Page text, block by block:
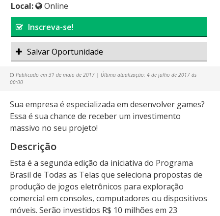
Local:
Online
Inscreva-se!
Salvar Oportunidade
Publicado em 31 de maio de 2017 | Última atualização: 4 de julho de 2017 às
00:00
Sua empresa é especializada em desenvolver games?
Essa é sua chance de receber um investimento
massivo no seu projeto!
Descrição
Esta é a segunda edição da iniciativa do Programa
Brasil de Todas as Telas que seleciona propostas de
produção de jogos eletrônicos para exploração
comercial em consoles, computadores ou dispositivos
móveis. Serão investidos R$ 10 milhões em 23